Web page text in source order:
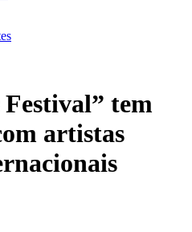
Festival” tem
artistas